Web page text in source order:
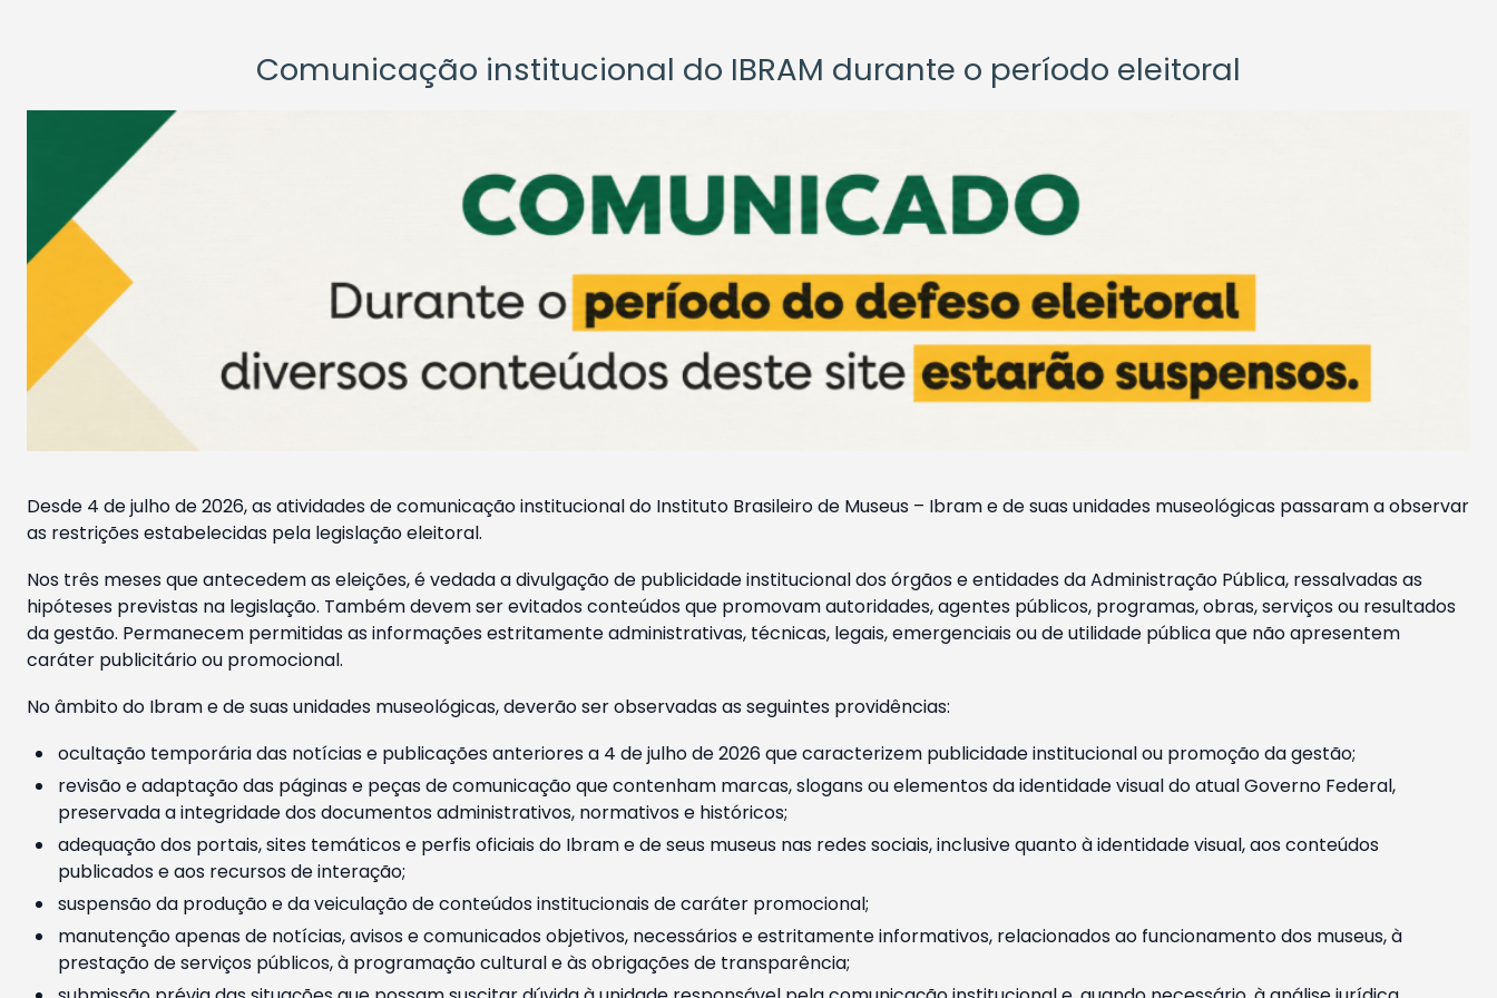
Comunicação institucional do IBRAM durante o período eleitoral
Desde 4 de julho de 2026, as atividades de comunicação institucional do Instituto Brasileiro de Museus – Ibram e de suas unidades museológicas passaram a observar
as restrições estabelecidas pela legislação eleitoral.
Nos três meses que antecedem as eleições, é vedada a divulgação de publicidade institucional dos órgãos e entidades da Administração Pública, ressalvadas as
hipóteses previstas na legislação. Também devem ser evitados conteúdos que promovam autoridades, agentes públicos, programas, obras, serviços ou resultados
da gestão. Permanecem permitidas as informações estritamente administrativas, técnicas, legais, emergenciais ou de utilidade pública que não apresentem
caráter publicitário ou promocional.
No âmbito do Ibram e de suas unidades museológicas, deverão ser observadas as seguintes providências:
ocultação temporária das notícias e publicações anteriores a 4 de julho de 2026 que caracterizem publicidade institucional ou promoção da gestão;
revisão e adaptação das páginas e peças de comunicação que contenham marcas, slogans ou elementos da identidade visual do atual Governo Federal,
preservada a integridade dos documentos administrativos, normativos e históricos;
adequação dos portais, sites temáticos e perfis oficiais do Ibram e de seus museus nas redes sociais, inclusive quanto à identidade visual, aos conteúdos
publicados e aos recursos de interação;
suspensão da produção e da veiculação de conteúdos institucionais de caráter promocional;
manutenção apenas de notícias, avisos e comunicados objetivos, necessários e estritamente informativos, relacionados ao funcionamento dos museus, à
prestação de serviços públicos, à programação cultural e às obrigações de transparência;